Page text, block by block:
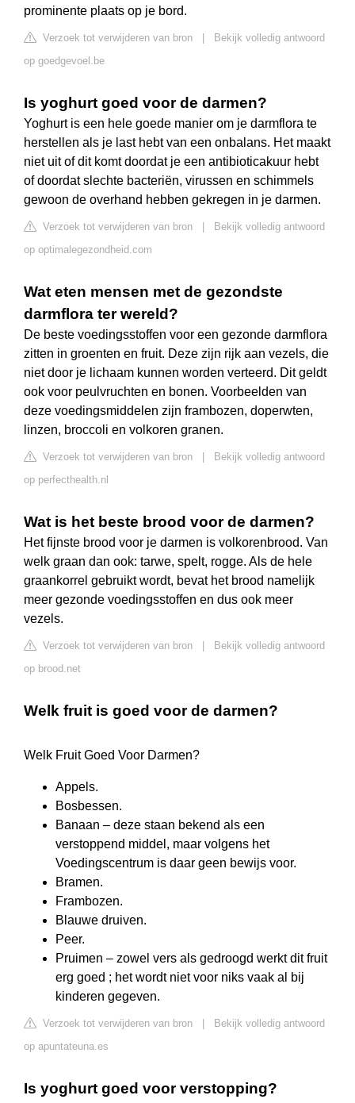
prominente plaats op je bord.
Verzoek tot verwijderen van bron
Bekijk volledig antwoord
op goedgevoel.be
Is yoghurt goed voor de darmen?
Yoghurt is een hele goede manier om je darmflora te
herstellen als je last hebt van een onbalans. Het maakt
niet uit of dit komt doordat je een antibioticakuur hebt
of doordat slechte bacteriën, virussen en schimmels
gewoon de overhand hebben gekregen in je darmen.
Verzoek tot verwijderen van bron
Bekijk volledig antwoord
op optimalegezondheid.com
Wat eten mensen met de gezondste
darmflora ter wereld?
De beste voedingsstoffen voor een gezonde darmflora
zitten in groenten en fruit. Deze zijn rijk aan vezels, die
niet door je lichaam kunnen worden verteerd. Dit geldt
ook voor peulvruchten en bonen. Voorbeelden van
deze voedingsmiddelen zijn frambozen, doperwten,
linzen, broccoli en volkoren granen.
Verzoek tot verwijderen van bron
Bekijk volledig antwoord
op perfecthealth.nl
Wat is het beste brood voor de darmen?
Het fijnste brood voor je darmen is volkorenbrood. Van
welk graan dan ook: tarwe, spelt, rogge. Als de hele
graankorrel gebruikt wordt, bevat het brood namelijk
meer gezonde voedingsstoffen en dus ook meer
vezels.
Verzoek tot verwijderen van bron
Bekijk volledig antwoord
op brood.net
Welk fruit is goed voor de darmen?
Welk Fruit Goed Voor Darmen?
Appels.
Bosbessen.
Banaan – deze staan bekend als een
verstoppend middel, maar volgens het
Voedingscentrum is daar geen bewijs voor.
Bramen.
Frambozen.
Blauwe druiven.
Peer.
Pruimen – zowel vers als gedroogd werkt dit fruit
erg goed ; het wordt niet voor niks vaak al bij
kinderen gegeven.
Verzoek tot verwijderen van bron
Bekijk volledig antwoord
op apuntateuna.es
Is yoghurt goed voor verstopping?